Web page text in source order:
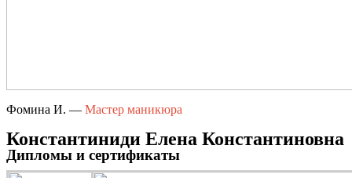
Фомина И. — Мастер маникюра
Константиниди Елена Константиновна
Дипломы и сертификаты